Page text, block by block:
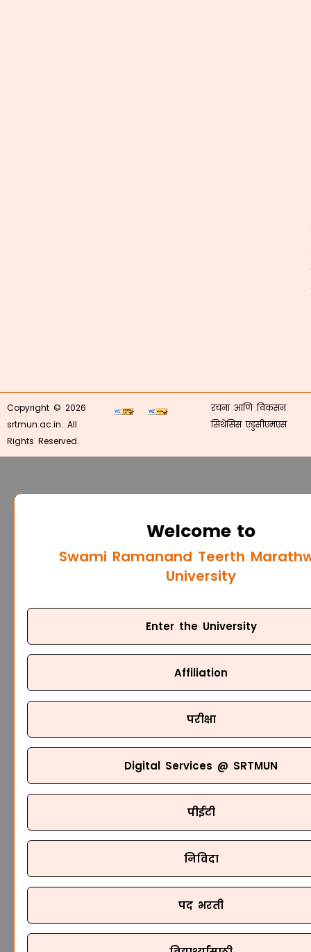
Copyright © 2026
srtmun.ac.in. All
Rights Reserved.
रचना आणि विकसन
सिंथेसिस एडुसीएमएस
Welcome to
Swami Ramanand Teerth
University
Enter the University
Affiliation
परीक्षा
Digital Services @ SRTMUN
पीईटी
निविदा
पद भरती